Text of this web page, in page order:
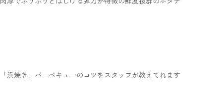
「浜焼き」バーベキューのコツをスタッフが教えてれます